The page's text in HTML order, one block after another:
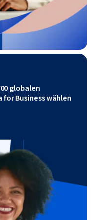
globalen
Business wählen